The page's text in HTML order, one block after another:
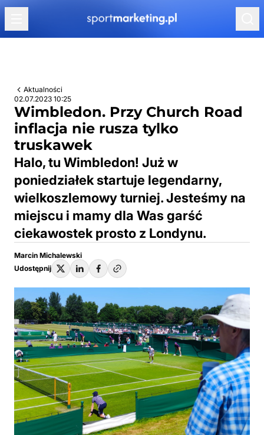
Przejdź do treści
Aktualności
02.07.2023 10:25
Wimbledon. Przy Church Road
inflacja nie rusza tylko
truskawek
Halo, tu Wimbledon! Już w
poniedziałek startuje legendarny,
wielkoszlemowy turniej. Jesteśmy na
miejscu i mamy dla Was garść
ciekawostek prosto z Londynu.
Marcin Michalewski
Udostępnij